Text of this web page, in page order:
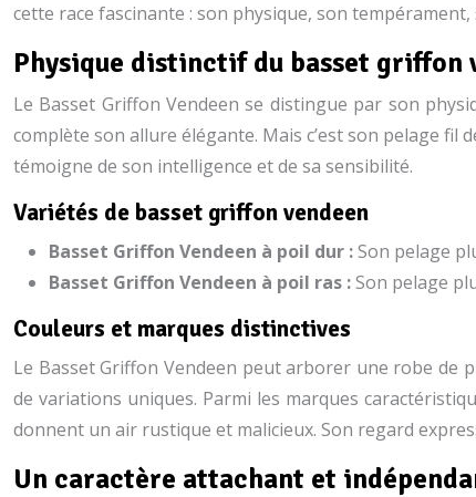
cette race fascinante : son physique, son
Physique distinctif du basset griffon
Le Basset Griffon Vendeen se distingue par son
complète son allure élégante. Mais c’est son pelage
témoigne de son intelligence et de sa sensibilité.
Variétés de basset griffon vendeen
Basset Griffon Vendeen à poil dur :Son pelage
Basset Griffon Vendeen à poil ras :Son pelage
Couleurs et marques distinctives
Le Basset Griffon Vendeen peut arborer une robe de
de variations uniques. Parmi les marques
donnent un air rustique et malicieux. Son regard
Un caractère attachant et